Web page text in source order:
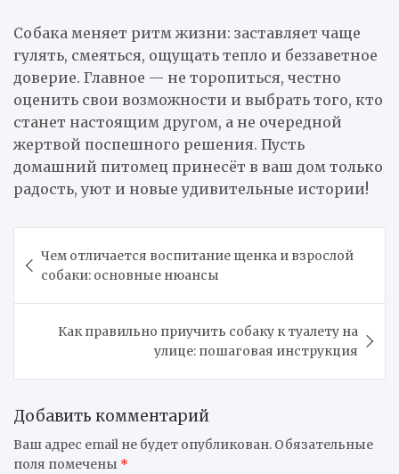
Собака меняет ритм жизни: заставляет чаще
гулять, смеяться, ощущать тепло и беззаветное
доверие. Главное — не торопиться, честно
оценить свои возможности и выбрать того, кто
станет настоящим другом, а не очередной
жертвой поспешного решения. Пусть
домашний питомец принесёт в ваш дом только
радость, уют и новые удивительные истории!
по
записям
Чем отличается воспитание щенка и взрослой
собаки: основные нюансы
Как правильно приучить собаку к туалету на
улице: пошаговая инструкция
Добавить комментарий
Ваш адрес email не будет опубликован. Обязательные
поля помечены *